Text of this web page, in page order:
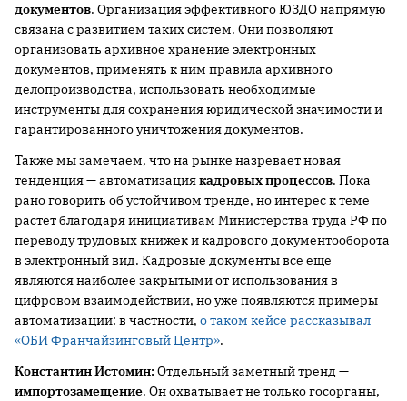
документов. Организация эффективного ЮЗДО напрямую
связана с развитием таких систем. Они позволяют
организовать архивное хранение электронных
документов, применять к ним правила архивного
делопроизводства, использовать необходимые
инструменты для сохранения юридической значимости и
гарантированного уничтожения документов.
Также мы замечаем, что на рынке назревает новая
тенденция — автоматизациякадровых процессов. Пока
рано говорить об устойчивом тренде, но интерес к теме
растет благодаря инициативам Министерства труда РФ по
переводу трудовых книжек и кадрового документооборота
в электронный вид. Кадровые документы все еще
являются наиболее закрытыми от использования в
цифровом взаимодействии, но уже появляются примеры
автоматизации: в частности, о таком кейсе рассказывал
«ОБИ Франчайзинговый Центр».
Константин Истомин:Отдельный заметный тренд —
импортозамещение. Он охватывает не только госорганы,